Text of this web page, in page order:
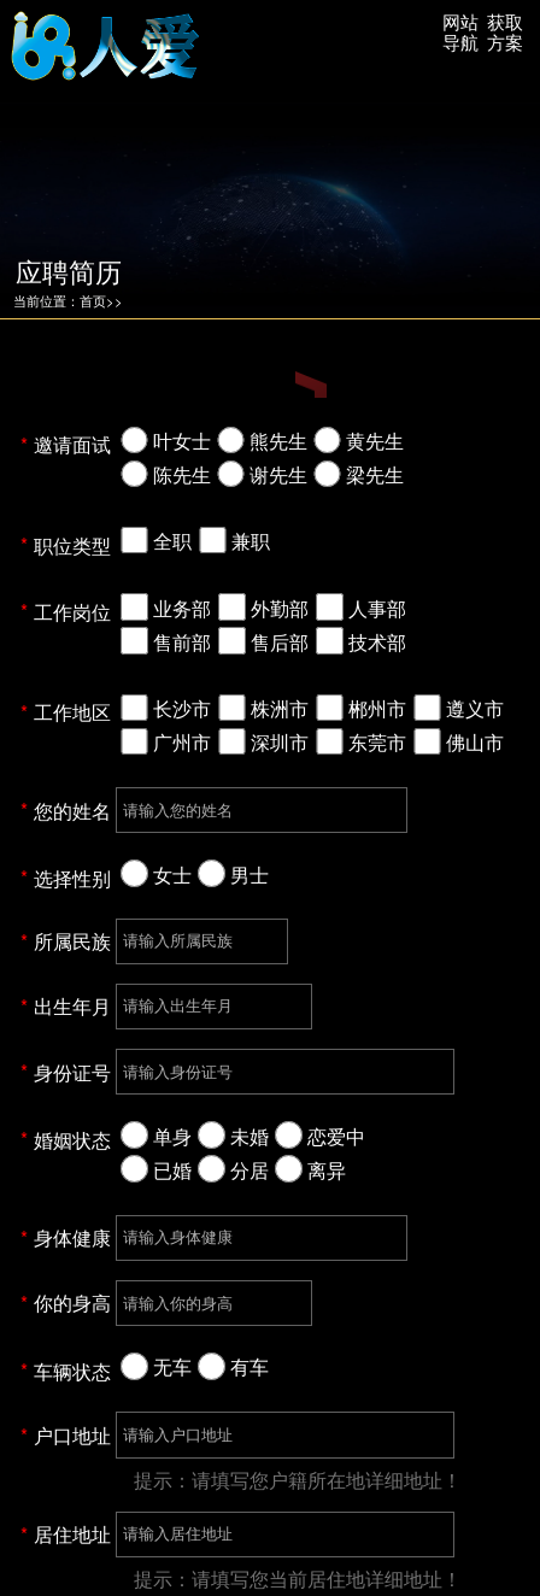
网站
导航
获取
方案
应聘简历
当前位置：首页>>
邀请面试 叶女士 熊先生
黄先生
陈先生
谢先生 梁先生
职位类型 全职 兼职
工作岗位 业务部 外勤部
人事部
售前部
售后部 技术部
工作地区 长沙市 株洲市 郴州市
遵义市
广州市
深圳市 东莞市 佛山市
您的姓名
选择性别 女士 男士
所属民族
出生年月
身份证号
婚姻状态 单身 未婚
恋爱中
已婚
分居 离异
身体健康
你的身高
车辆状态 无车 有车
户口地址
提示：请填写您户籍所在地详细地址！
居住地址
提示：请填写您当前居住地详细地址！